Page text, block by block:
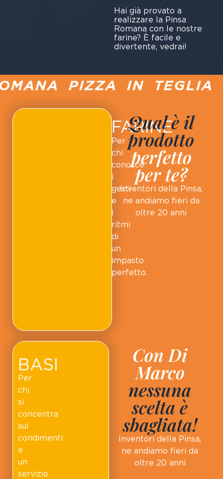
Hai già provato a
realizzare la Pinsa
Romana con le nostre
farine? È facile e
divertente, vedrai!
PIZZA IN TEGLIA
FARINE
Per
chi
conosce
i
gesti
e
i
ritmi
di
un
impasto
perfetto.
Qual è il
prodotto
perfetto
per te?
Inventori della Pinsa,
ne andiamo fieri da
oltre 20 anni
Con Di
Marco
nessuna
scelta è
sbagliata!
Inventori della Pinsa,
ne andiamo fieri da
oltre 20 anni
BASI
Per
chi
si
concentra
sui
condimenti
e
un
servizio